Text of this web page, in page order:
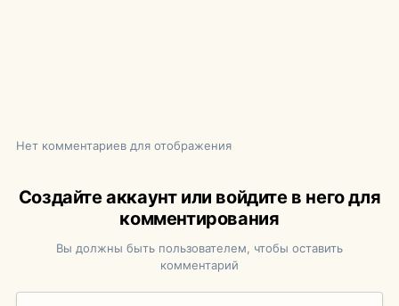
Нет комментариев для отображения
Создайте аккаунт или войдите в него для
комментирования
Вы должны быть пользователем, чтобы оставить
комментарий